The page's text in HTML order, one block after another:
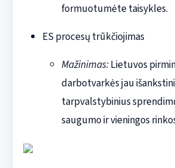
formuotumėte taisykles.
ES procesų trūkčiojimas
Mažinimas:Lietuvos
darbotvarkės jau
tarpvalstybinius
saugumo ir vieningos